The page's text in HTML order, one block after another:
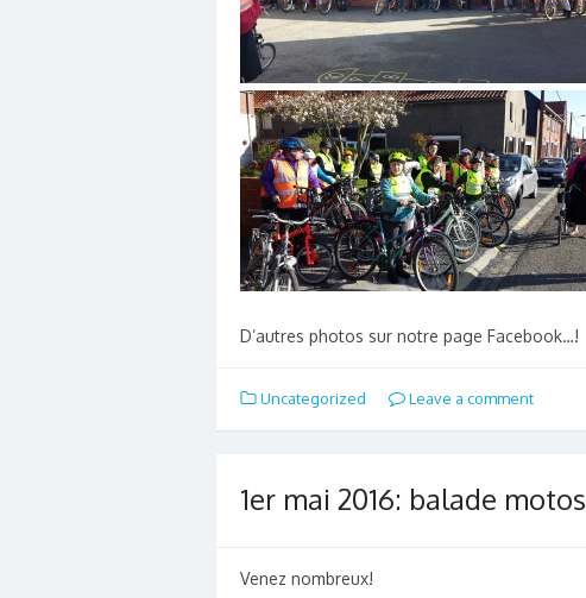
D’autres photos sur notre page Facebook…!
Uncategorized Leave a comment
1er mai 2016: balade motos
Venez nombreux!